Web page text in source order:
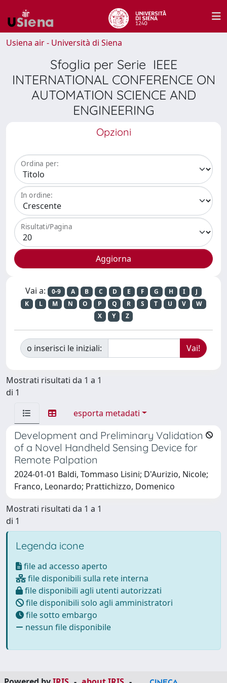
Usiena air - Università di Siena
Sfoglia per Serie IEEE
INTERNATIONAL CONFERENCE ON
AUTOMATION SCIENCE AND
ENGINEERING
Opzioni
Ordina per:
In ordine:
Risultati/Pagina
Vai a: 0-9 A B C D E F G H I
J
K
L M N O P Q R S T U V
W
X
Y Z
o inserisci le iniziali:
Mostrati risultati da 1 a 1
di 1
esporta metadati
Development and Preliminary Validation
of a Novel Handheld Sensing Device for
Remote Palpation
2024-01-01 Baldi, Tommaso Lisini; D'Aurizio, Nicole;
Franco, Leonardo; Prattichizzo, Domenico
Mostrati risultati da 1 a 1
di 1
Legenda icone
file ad accesso aperto
file disponibili sulla rete interna
file disponibili agli utenti autorizzati
file disponibili solo agli amministratori
file sotto embargo
nessun file disponibile